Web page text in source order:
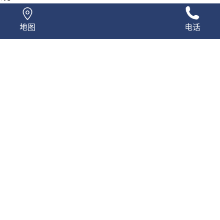
系统装修美观、大气、时尚，与不同的装修
不占用室内空间，也不影响整体美观，对于装修
地图 电话